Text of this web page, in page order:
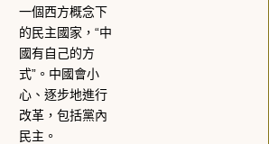
一個西方概念下
的民主國家，“中
國有自己的方
式”。中國會小
心、逐步地進行
改革，包括黨內
民主。